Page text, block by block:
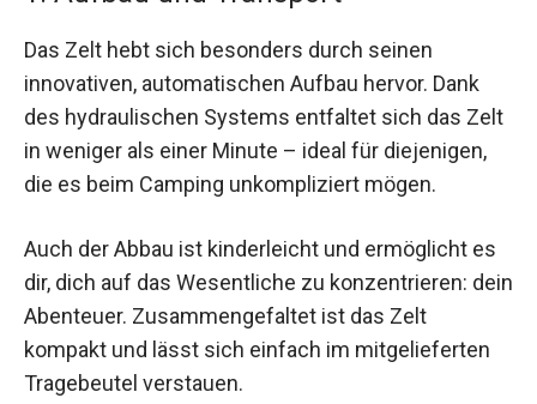
Das Zelt hebt sich besonders durch seinen
innovativen, automatischen Aufbau hervor. Dank
des hydraulischen Systems entfaltet sich das Zelt
in weniger als einer Minute – ideal für diejenigen,
die es beim Camping unkompliziert mögen.
Auch der Abbau ist kinderleicht und ermöglicht es
dir, dich auf das Wesentliche zu konzentrieren: dein
Abenteuer. Zusammengefaltet ist das Zelt
kompakt und lässt sich einfach im mitgelieferten
Tragebeutel verstauen.